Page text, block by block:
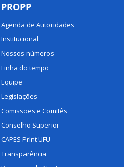
PROPP
Agenda de Autoridades
Institucional
Nossos números
Linha do tempo
Equipe
Legislações
Comissões e Comitês
Conselho Superior
CAPES PrInt UFU
Transparência